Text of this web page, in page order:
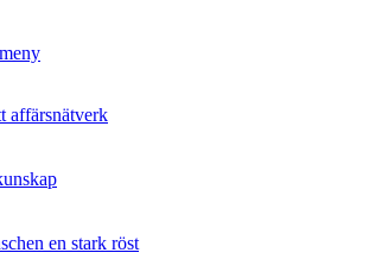
affärsnätverk
en stark röst